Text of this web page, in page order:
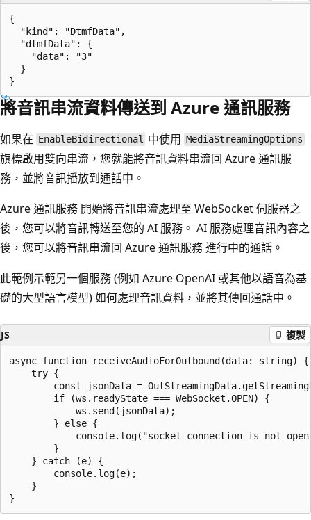
{
  "kind": "DtmfData",
  "dtmfData": {
    "data": "3"
  }
將音訊串流資料傳送到 Azure 通訊服務
如果在 EnableBidirectional 中使用 MediaStreamingOptions
旗標啟用雙向串流，您就能將音訊資料串流回 Azure 通訊服
務，並將音訊播放到通話中。
Azure 通訊服務 開始將音訊串流處理至 WebSocket 伺服器之
後，您可以將音訊轉送至您的 AI 服務。 AI 服務處理音訊內容之
後，您可以將音訊串流回 Azure 通訊服務 進行中的通話。
此範例示範另一個服務 (例如 Azure OpenAI 或其他以語音為基
礎的大型語言模型) 如何處理音訊資料，並將其傳回通話中。
JS 複製
async function receiveAudioForOutbound(data: string)
    try {
const jsonData =
        if (ws.readyState === WebSocket.OPEN) {
            ws.send(jsonData);
        } else {
console.log("socket connection is not
        }
    } catch (e) {
        console.log(e);
    }